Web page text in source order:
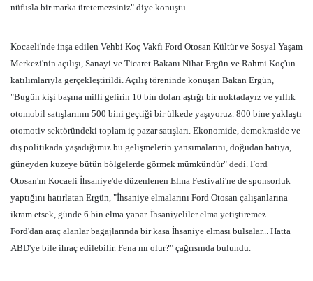
nüfusla bir marka üretemezsiniz" diye konuştu.
Kocaeli'nde inşa edilen Vehbi Koç Vakfı Ford Otosan Kültür ve Sosyal Yaşam
Merkezi'nin açılışı, Sanayi ve Ticaret Bakanı Nihat Ergün ve Rahmi Koç'un
katılımlarıyla gerçekleştirildi. Açılış töreninde konuşan Bakan Ergün,
"Bugün kişi başına milli gelirin 10 bin doları aştığı bir noktadayız ve yıllık
otomobil satışlarının 500 bini geçtiği bir ülkede yaşıyoruz. 800 bine yaklaştı
otomotiv sektöründeki toplam iç pazar satışları. Ekonomide, demokraside ve
dış politikada yaşadığımız bu gelişmelerin yansımalarını, doğudan batıya,
güneyden kuzeye bütün bölgelerde görmek mümkündür" dedi. Ford
Otosan'ın Kocaeli İhsaniye'de düzenlenen Elma Festivali'ne de sponsorluk
yaptığını hatırlatan Ergün, "İhsaniye elmalarını Ford Otosan çalışanlarına
ikram etsek, günde 6 bin elma yapar. İhsaniyeliler elma yetiştiremez.
Ford'dan araç alanlar bagajlarında bir kasa İhsaniye elması bulsalar... Hatta
ABD'ye bile ihraç edilebilir. Fena mı olur?" çağrısında bulundu.